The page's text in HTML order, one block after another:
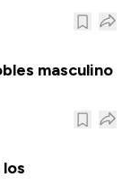
masculino